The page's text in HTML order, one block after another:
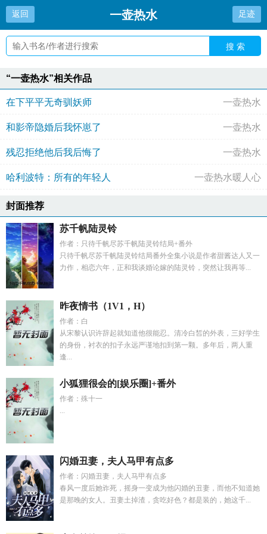
返回 一壶热水 足迹
搜 索
“一壶热水”相关作品
在下平平无奇驯妖师 一壶热水
和影帝隐婚后我怀崽了 一壶热水
残忍拒绝他后我后悔了 一壶热水
哈利波特：所有的年轻人 一壶热水暖人心
封面推荐
苏千帆陆灵铃
作者：只待千帆尽苏千帆陆灵铃结局+番外
只待千帆尽苏千帆陆灵铃结局番外全集小说是作者甜酱达人又一
力作，相恋六年，正和我谈婚论嫁的陆灵铃，突然让我再等...
昨夜情书（1V1，H）
作者：白
从宋黎认识许辞起就知道他很能忍。清冷白皙的外表，三好学生
的身份，衬衣的扣子永远严谨地扣到第一颗。多年后，两人重
逢...
小狐狸很会的[娱乐圈]+番外
作者：殊十一
...
闪婚丑妻，夫人马甲有点多
作者：闪婚丑妻，夫人马甲有点多
春风一度后她诈死，摇身一变成为他闪婚的丑妻，而他不知道她
是那晚的女人。丑妻土掉渣，贪吃好色？都是装的，她这千...